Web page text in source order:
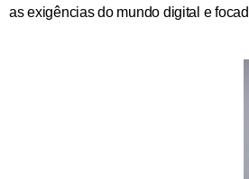
as exigências do mundo digital e